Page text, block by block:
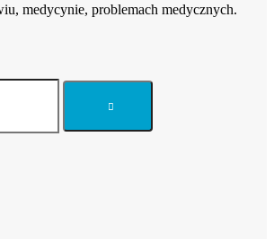
medycynie, problemach medycznych.